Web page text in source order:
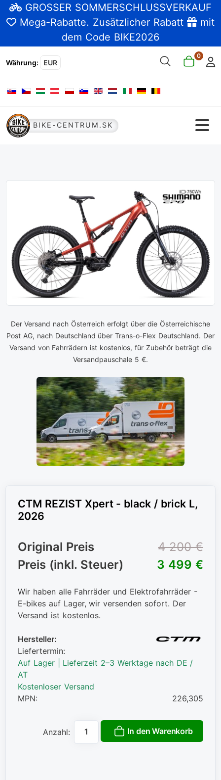
GROSSER SOMMERSCHLUSSVERKAUF
Mega-Rabatte. Zusätzlicher Rabatt
mit
dem Code BIKE2026
Währung: EUR
0
Sprache auswählen
BIKE-CENTRUM.SK
Der Versand nach Österreich erfolgt über die Österreichische
Post AG, nach Deutschland über Trans-o-Flex Deutschland. Der
Versand von Fahrrädern ist kostenlos, für Zubehör beträgt die
Versandpauschale 5 €.
CTM REZIST Xpert - black / brick L,
2026
Original Preis
4 200 €
Preis (inkl. Steuer)
3 499 €
Wir haben alle Fahrräder und Elektrofahrräder -
E-bikes auf Lager, wir versenden sofort. Der
Versand ist kostenlos.
Hersteller:
Liefertermin:
Auf Lager | Lieferzeit 2–3 Werktage nach DE /
AT
Kostenloser Versand
MPN:
226,305
Anzahl: In den Warenkorb